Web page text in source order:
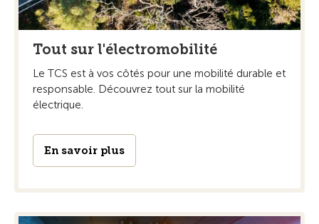
Tout sur l'électromobilité
Le TCS est à vos côtés pour une mobilité durable et
responsable. Découvrez tout sur la mobilité
électrique.
En savoir plus